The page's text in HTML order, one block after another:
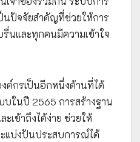
นปัจจัยสำคัญที่ช่วยให้การ
รื่นและทุกคนมีความเข้าใจ
ค์กรเป็นอีกหนึ่งด้านที่ได้
ในปี 2565 การสร้างฐาน
เข้าถึงได้ง่าย ช่วยให้
แบ่งปันประสบการณ์ได้